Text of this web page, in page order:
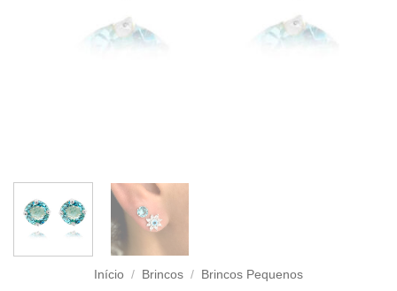
Início / Brincos / Brincos Pequenos